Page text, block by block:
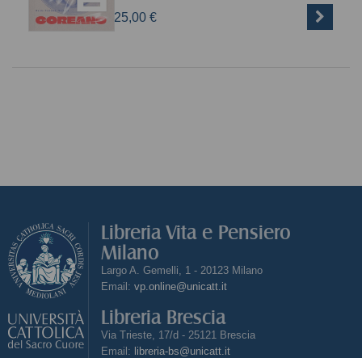
25,00 €
Libreria Vita e Pensiero
Milano
Largo A. Gemelli, 1 - 20123 Milano
Email: vp.online@unicatt.it
Libreria Brescia
Via Trieste, 17/d - 25121 Brescia
Email: libreria-bs@unicatt.it